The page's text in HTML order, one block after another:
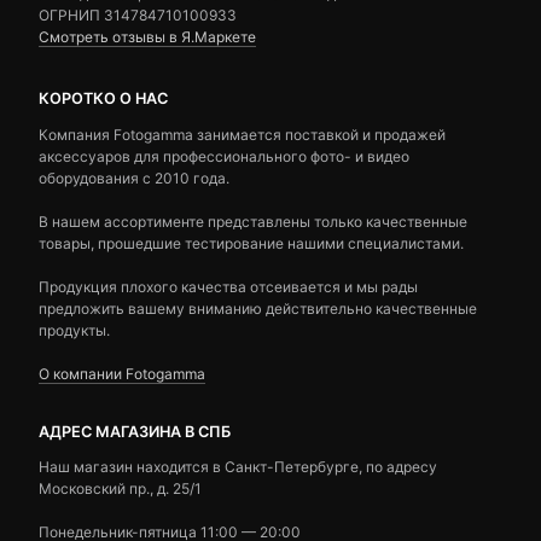
ОГРНИП 314784710100933
Смотреть отзывы в Я.Маркете
КОРОТКО О НАС
Компания Fotogamma занимается поставкой и продажей
аксессуаров для профессионального фото- и видео
оборудования с 2010 года.
В нашем ассортименте представлены только качественные
товары, прошедшие тестирование нашими специалистами.
Продукция плохого качества отсеивается и мы рады
предложить вашему вниманию действительно качественные
продукты.
О компании Fotogamma
АДРЕС МАГАЗИНА В СПБ
Наш магазин находится в Санкт-Петербурге, по адресу
Московский пр., д. 25/1
Понедельник-пятница 11:00 — 20:00